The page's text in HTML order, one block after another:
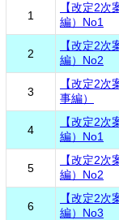
1
【改定2
編）No1
2
【改定2
編）No2
3
【改定2
事編）
4
【改定2
編）No1
5
【改定2
編）No2
6
【改定2
編）No3